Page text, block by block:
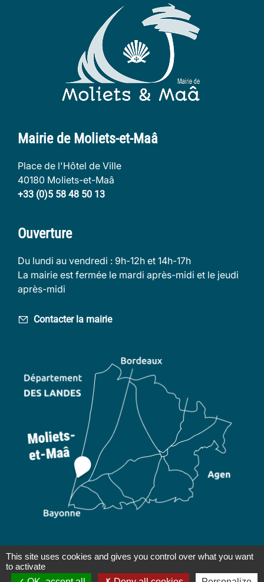
Mairie de Moliets-et-Maâ
Place de l'Hôtel de Ville
40180 Moliets-et-Maâ
+33 (0)5 58 48 50 13
Ouverture
Du lundi au vendredi : 9h-12h et 14h-17h
La mairie est fermée le mardi après-midi et le jeudi
après-midi
Contacter la mairie
Plan du site
This site uses cookies and gives you control over what you want
to activate